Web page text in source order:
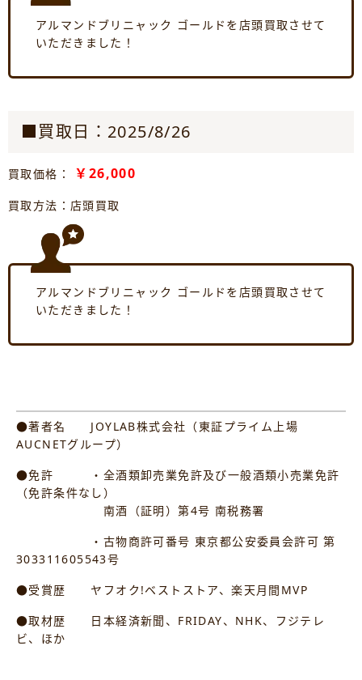
アルマンドブリニャック ゴールドを店頭買取させて
いただきました！
■買取日：2025/8/26
買取価格： ￥26,000
買取方法：店頭買取
アルマンドブリニャック ゴールドを店頭買取させて
いただきました！
●著者名 JOYLAB株式会社（東証プライム上場
AUCNETグループ）
●免許 ・全酒類卸売業免許及び一般酒類小売業免許
（免許条件なし）
南酒（証明）第4号 南税務署
・古物商許可番号 東京都公安委員会許可 第
303311605543号
●受賞歴 ヤフオク!ベストストア、楽天月間MVP
●取材歴 日本経済新聞、FRIDAY、NHK、フジテレ
ビ、ほか